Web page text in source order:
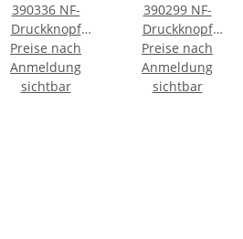
390336 NF-
Druckknopf
Anorak MS 12
mm altkupfer -
KTE á 10 ST
Preise nach
Anmeldung
sichtbar
390299 NF-
Druckknopf
Anorak MS 15
mm altmessing -
KTE á 10 ST
Preise nach
Anmeldung
sichtbar